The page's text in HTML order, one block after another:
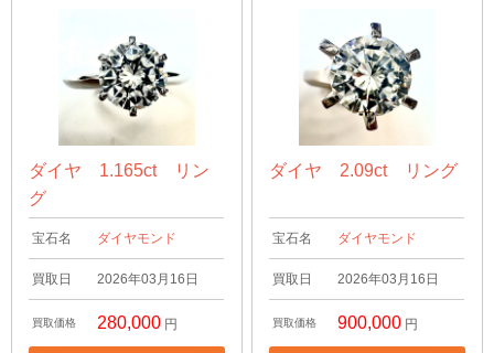
ダイヤ 1.165ct リン
グ
宝石名 ダイヤモンド
買取日 2026年03月16日
買取価格 280,000 円
ダイヤ 2.09ct リング
宝石名 ダイヤモンド
買取日 2026年03月16日
買取価格 900,000 円